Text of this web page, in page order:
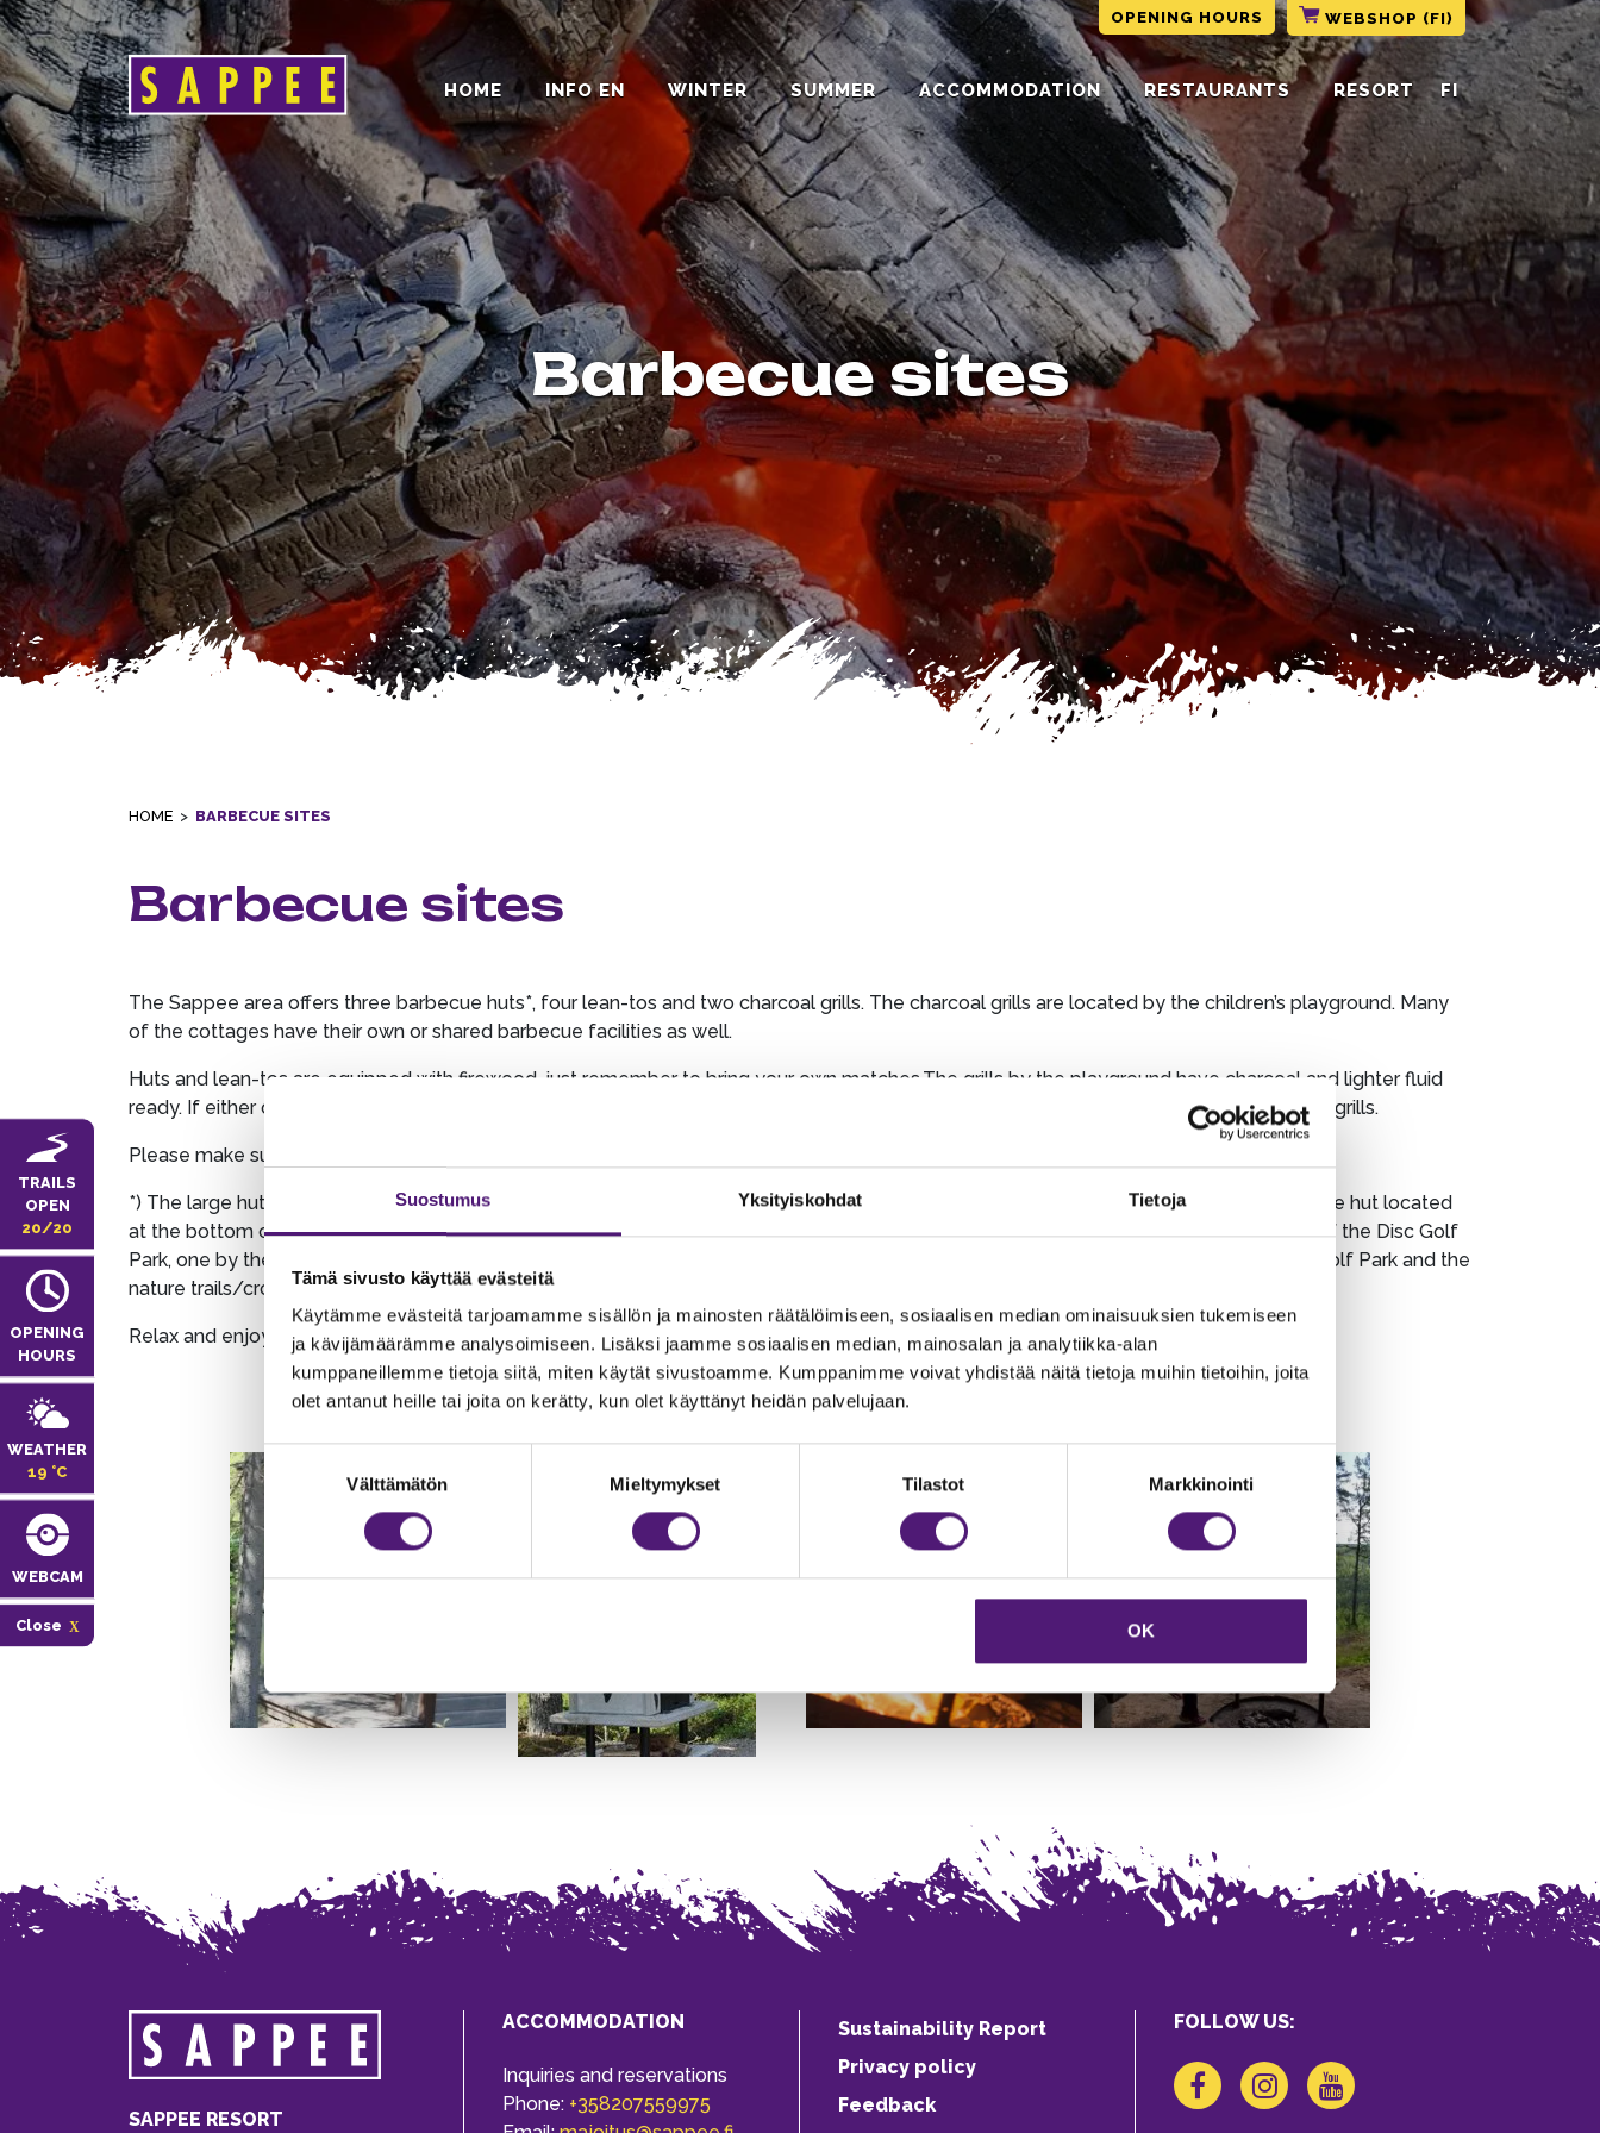
Suostumus Yksityiskohdat Tietoja
Tämä sivusto käyttää evästeitä
Käytämme evästeitä tarjoamamme sisällön ja mainosten räätälöimiseen, sosiaalisen median ominaisuuksien tukemiseen
ja kävijämäärämme analysoimiseen. Lisäksi jaamme sosiaalisen median, mainosalan ja analytiikka-alan
kumppaneillemme tietoja siitä, miten käytät sivustoamme. Kumppanimme voivat yhdistää näitä tietoja muihin tietoihin, joita
olet antanut heille tai joita on kerätty, kun olet käyttänyt heidän palvelujaan.
Suostumuksen
valinta
Välttämätön Mieltymykset Tilastot Markkinointi
OK
OPENING HOURS WEBSHOP (FI)
Päävalikko HOME INFO EN WINTER SUMMER ACCOMMODATION RESTAURANTS RESORT FI
Barbecue sites
HOME > BARBECUE SITES
TRAILS
OPEN
20/20
OPENING
HOURS
WEATHER
19 °C
WEBCAM
Close
Barbecue sites
The Sappee area offers three barbecue huts*, four lean-tos and two charcoal grills. The charcoal grills are located by the children’s playground. Many
of the cottages have their own or shared barbecue facilities as well.
Huts and lean-tos are equipped with firewood, just remember to bring your own matches.The grills by the playground have charcoal and lighter fluid
ready. If either one of these has run out, please contact Sappee’s Sales Service or rentals desk. Only coal is allowed to be used in these grills.
Please make sure to leave the barbecue site in a neat condition as you leave, both in and around the grill. Thank you!
*) The large hut next to the rentals building is open in the summer and winter seasons whenever the Bike Park trails/slopes are open. The hut located
at the bottom of the kids’ slopes is accessible in the winter with a Family Park ticket. There are four lean-tos: one by the starting point of the Disc Golf
Park, one by the slopes and two along the nature trails/cross-country ski tracks. There are also outhouses by the lean-tos at the Disc Golf Park and the
nature trails/cross-country ski tracks (remember to bring your own toilet paper).
Relax and enjoy!
SAPPEE RESORT
ACCOMMODATION
Inquiries and reservations
Phone: +358207559975
Sustainability Report
Privacy policy
Feedback
FOLLOW US: